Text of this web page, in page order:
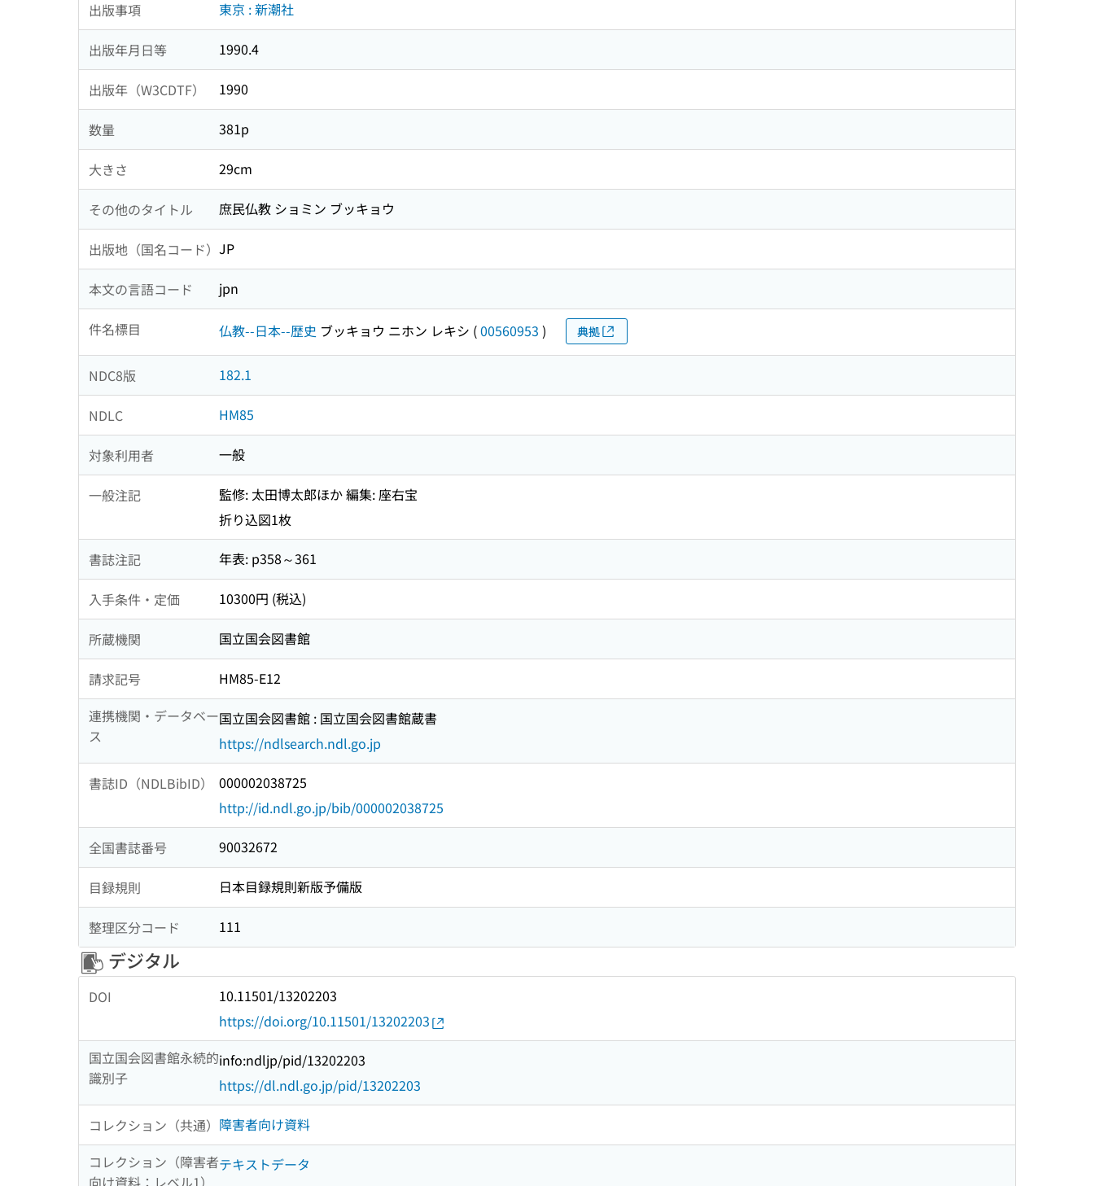
出版事項 東京 : 新潮社
出版年月日等 1990.4
出版年（W3CDTF） 1990
数量 381p
大きさ 29cm
その他のタイトル 庶民仏教 ショミン ブッキョウ
出版地（国名コード） JP
本文の言語コード jpn
件名標目 仏教--日本--歴史 ブッキョウ ニホン レキシ (00560953 ) 典拠
NDC8版 182.1
NDLC HM85
対象利用者 一般
一般注記
監修: 太田博太郎ほか 編集: 座右宝
折り込図1枚
書誌注記 年表: p358～361
入手条件・定価 10300円 (税込)
所蔵機関 国立国会図書館
請求記号
HM85-E12
連携機関・データベー
ス
国立国会図書館 : 国立国会図書館蔵書
https://ndlsearch.ndl.go.jp
書誌ID（NDLBibID）
000002038725
http://id.ndl.go.jp/bib/000002038725
全国書誌番号 90032672
目録規則 日本目録規則新版予備版
整理区分コード 111
デジタル
DOI
10.11501/13202203
https://doi.org/10.11501/13202203
国立国会図書館永続的
識別子
info:ndljp/pid/13202203
https://dl.ndl.go.jp/pid/13202203
コレクション（共通） 障害者向け資料
コレクション（障害者
向け資料：レベル1）
テキストデータ